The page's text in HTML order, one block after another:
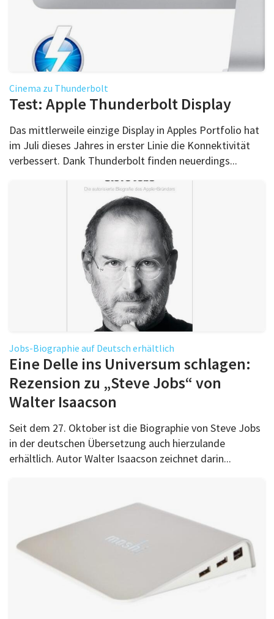
Cinema zu Thunderbolt
Test: Apple Thunderbolt Display
Das mittlerweile einzige Display in Apples Portfolio hat
im Juli dieses Jahres in erster Linie die Konnektivität
verbessert. Dank Thunderbolt finden neuerdings...
Jobs-Biographie auf Deutsch erhältlich
Eine Delle ins Universum schlagen:
Rezension zu „Steve Jobs“ von
Walter Isaacson
Seit dem 27. Oktober ist die Biographie von Steve Jobs
in der deutschen Übersetzung auch hierzulande
erhältlich. Autor Walter Isaacson zeichnet darin...